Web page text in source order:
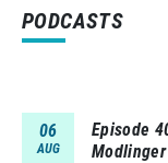
PODCASTS
06
AUG
Episode
Modlinger